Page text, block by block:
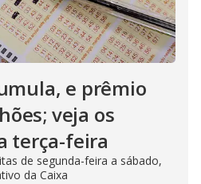
e prêmio
veja os
terça-feira
de segunda-feira a sábado,
da Caixa